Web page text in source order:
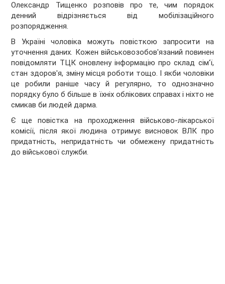
Олександр Тищенко розповів про те, чим порядок
денний відрізняється від мобілізаційного
розпорядження.
В Україні чоловіка можуть повісткою запросити на
уточнення даних. Кожен військовозобов'язаний повинен
повідомляти ТЦК оновлену інформацію про склад сім'ї,
стан здоров'я, зміну місця роботи тощо. І якби чоловіки
це робили раніше часу й регулярно, то однозначно
порядку було б більше в їхніх облікових справах і ніхто не
смикав би людей дарма.
Є ще повістка на проходження військово-лікарської
комісії, після якої людина отримує висновок ВЛК про
придатність, непридатність чи обмежену придатність
до військової служби.